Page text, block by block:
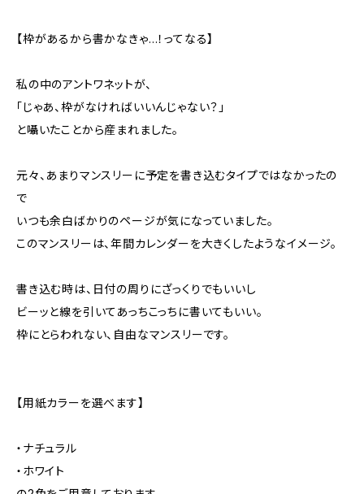
【枠があるから書かなきゃ…！ってなる】
私の中のアントワネットが、
「じゃあ、枠がなければいいんじゃない？」
と囁いたことから産まれました。
元々、あまりマンスリーに予定を書き込むタイプではなかったの
で
いつも余白ばかりのページが気になっていました。
このマンスリーは、年間カレンダーを大きくしたようなイメージ。
書き込む時は、日付の周りにざっくりでもいいし
ビーッと線を引いてあっちこっちに書いてもいい。
枠にとらわれない、自由なマンスリーです。
【用紙カラーを選べます】
・ナチュラル
・ホワイト